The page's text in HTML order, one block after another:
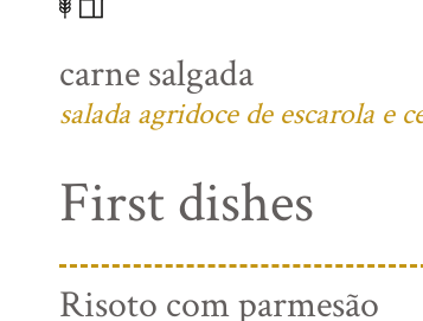
carne salgada
salada agridoce de escarola e
First dishes
Risoto com parmesão